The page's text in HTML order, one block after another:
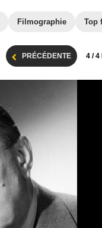
Filmographie Top
PRÉCÉDENTE 4 / 4